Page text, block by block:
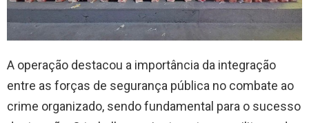
A operação destacou a importância da integração
entre as forças de segurança pública no combate ao
crime organizado, sendo fundamental para o sucesso